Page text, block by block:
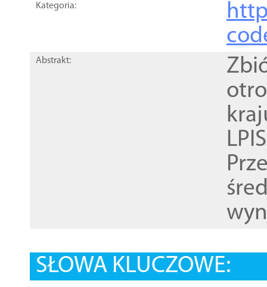
Kategoria:
Abstrakt:
SŁOWA KLUCZOWE: